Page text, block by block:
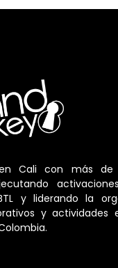
en Cali con más
y liderando la
y actividades